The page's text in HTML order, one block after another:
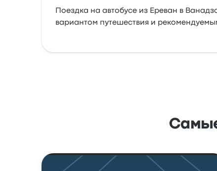
Поездка на автобусе из Ереван в
вариантом путешествия и